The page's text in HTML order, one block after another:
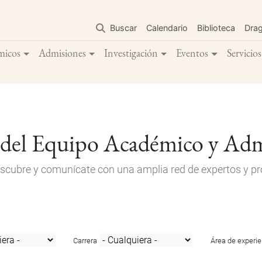
contenido
principal
Buscar Calendario Biblioteca
Admisiones Investigación Eventos Servicios
Equipo Académico y
y comunícate con una amplia red de expertos y
Carrera Área de